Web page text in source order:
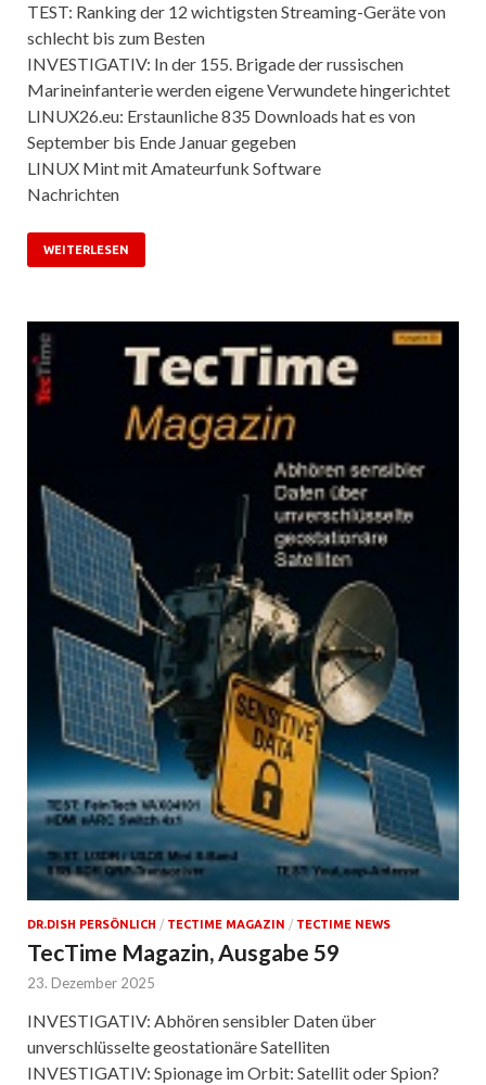
TEST: Ranking der 12 wichtigsten Streaming-Geräte von
schlecht bis zum Besten
INVESTIGATIV: In der 155. Brigade der russischen
Marineinfanterie werden eigene Verwundete hingerichtet
LINUX26.eu: Erstaunliche 835 Downloads hat es von
September bis Ende Januar gegeben
LINUX Mint mit Amateurfunk Software
Nachrichten
WEITERLESEN
DR.DISH PERSÖNLICH / TECTIME MAGAZIN / TECTIME NEWS
TecTime Magazin, Ausgabe 59
23. Dezember 2025
INVESTIGATIV: Abhören sensibler Daten über
unverschlüsselte geostationäre Satelliten
INVESTIGATIV: Spionage im Orbit: Satellit oder Spion?